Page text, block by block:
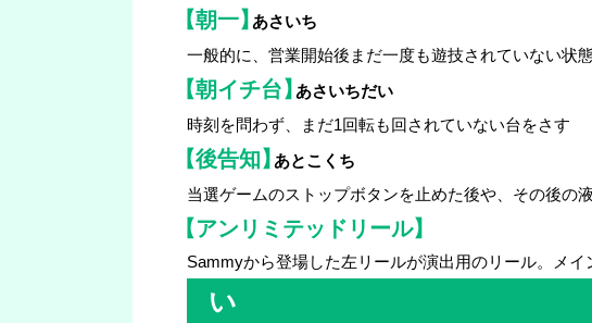
【朝一】あさいち
一般的に、営業開始後まだ一度も遊技されていない状態
【朝イチ台】あさいちだい
時刻を問わず、まだ1回転も回されていない台をさす
【後告知】あとこくち
当選ゲームのストップボタンを止めた後や、その後の
【アンリミテッドリール】
Sammyから登場した左リールが演出用のリール。メ
い